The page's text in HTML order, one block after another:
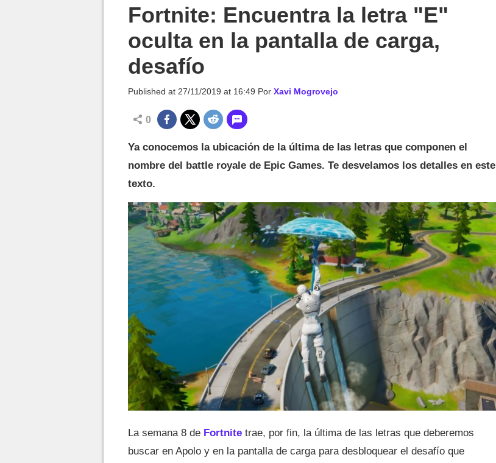
Fortnite: Encuentra la letra "E"
oculta en la pantalla de carga,
desafío
Published at 27/11/2019 at 16:49 Por Xavi Mogrovejo
0
Ya conocemos la ubicación de la última de las letras que componen el
nombre del battle royale de Epic Games. Te desvelamos los detalles en este
texto.
La semana 8 de Fortnite trae, por fin, la última de las letras que deberemos
buscar en Apolo y en la pantalla de carga para desbloquear el desafío que